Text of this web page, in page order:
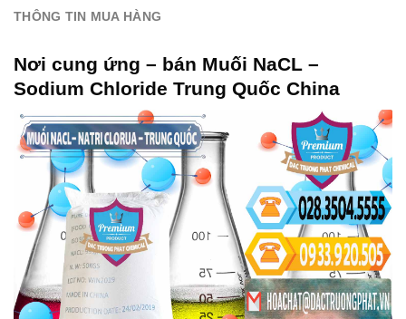
THÔNG TIN MUA HÀNG
Nơi cung ứng – bán Muối NaCL –
Sodium Chloride Trung Quốc China